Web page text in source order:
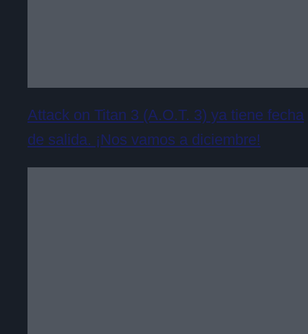
Attack on Titan 3 (A.O.T. 3) ya tiene fecha
de salida. ¡Nos vamos a diciembre!